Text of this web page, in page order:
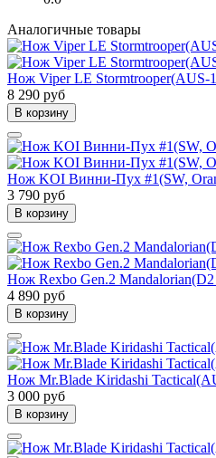
Аналогичные товары
Нож Viper LE Stormtrooper(AUS-
8 290 руб
В корзину
Нож KOI Винни-Пух #1(SW,
3 790 руб
В корзину
Нож Rexbo Gen.2
4 890 руб
В корзину
Нож Mr.Blade Kiridashi
3 000 руб
В корзину